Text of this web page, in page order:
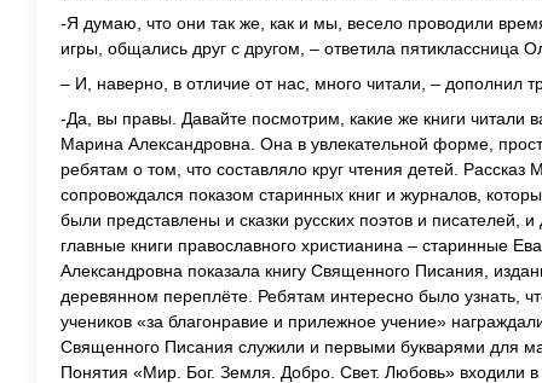
-Я думаю, что они так же, как и мы, весело проводили
игры, общались друг с другом, – ответила пятиклассница
– И, наверно, в отличие от нас, много читали, – дополнил
-Да, вы правы. Давайте посмотрим, какие же книги читали
Марина Александровна. Она в увлекательной форме,
ребятам о том, что составляло круг чтения детей.
сопровождался показом старинных книг и журналов,
были представлены и сказки русских поэтов и писателей,
главные книги православного христианина – старинные
Александровна показала книгу Священного Писания,
деревянном переплёте. Ребятам интересно было узнать,
учеников «за благонравие и прилежное учение»
Священного Писания служили и первыми букварями для
Понятия «Мир. Бог. Земля. Добро. Свет. Любовь» входили